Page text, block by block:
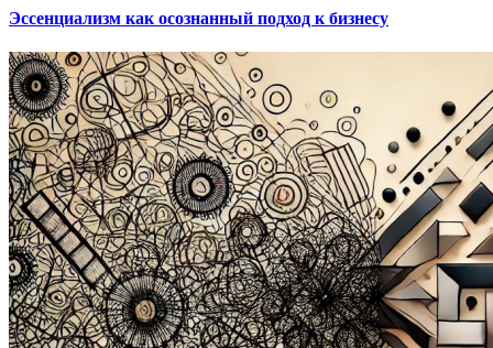
Эссенциализм как осознанный подход к бизнесу